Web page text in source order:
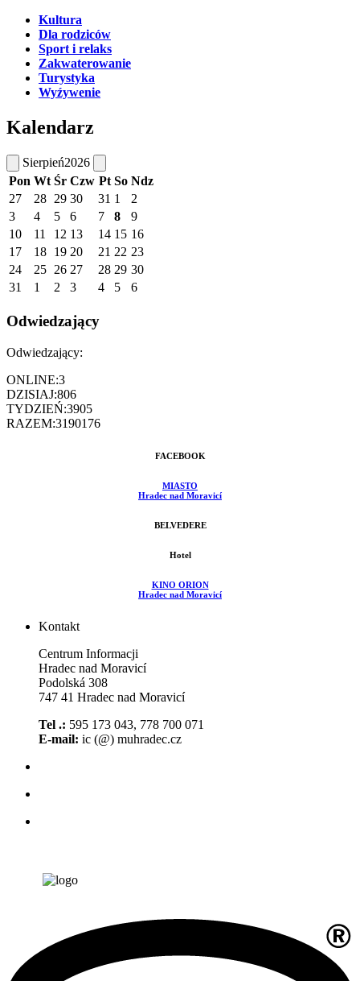
Kultura
Dla rodziców
Sport i relaks
Zakwaterowanie
Turystyka
Wyźywenie
Kalendarz
Sierpień2026
Pon Wt Śr Czw Pt So Ndz
27
28 29 30 31 1
2
3
4 5 6 7 8
9
10
11 12 13 14 15 16
17
18 19 20 21 22 23
24
25 26 27 28 29 30
31
1 2 3 4 5 6
Odwiedzający
Odwiedzający:
ONLINE:3
DZISIAJ:806
TYDZIEŃ:3905
RAZEM:3190176
FACEBOOK
MIASTO
Hradec nad Moravicí
BELVEDERE
Hotel
KINO ORION
Hradec nad Moravicí
Kontakt
Centrum Informacji
Hradec nad Moravicí
Podolská 308
747 41 Hradec nad Moravicí
Tel .: 595 173 043, 778 700 071
E-mail: ic (@) muhradec.cz